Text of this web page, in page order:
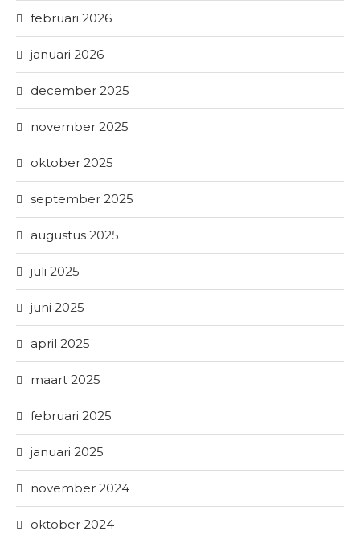
februari 2026
januari 2026
december 2025
november 2025
oktober 2025
september 2025
augustus 2025
juli 2025
juni 2025
april 2025
maart 2025
februari 2025
januari 2025
november 2024
oktober 2024